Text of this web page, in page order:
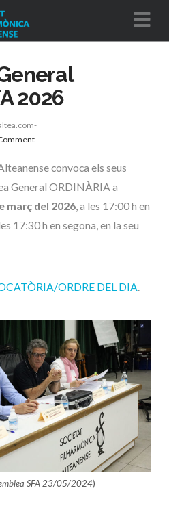
2026
convoca els seus
General ORDINÀRIA a
març del 2026, a les 17:00 h en
17:30 h en segona, en la seu
ORDRE DEL DIA.
SFA 23/05/2024)